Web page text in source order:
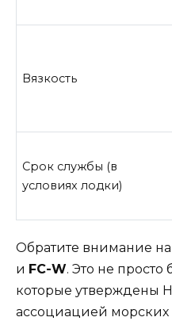
Вязкость
Срок службы (в
условиях лодки)
Обратите внимание
и FC-W. Это не просто
которые утверждены
ассоциацией